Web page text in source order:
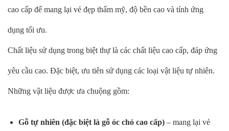
cao cấp để mang lại vẻ đẹp thẩm mỹ, độ bền cao và tính ứng
dụng tối ưu.
Chất liệu sử dụng trong biệt thự là các chất liệu cao cấp, đáp ứng
yêu cầu cao. Đặc biệt, ưu tiên sử dụng các loại vật liệu tự nhiên.
Những vật liệu được ưa chuộng gồm:
Gỗ tự nhiên (đặc biệt là gỗ óc chó cao cấp)– mang lại vẻ